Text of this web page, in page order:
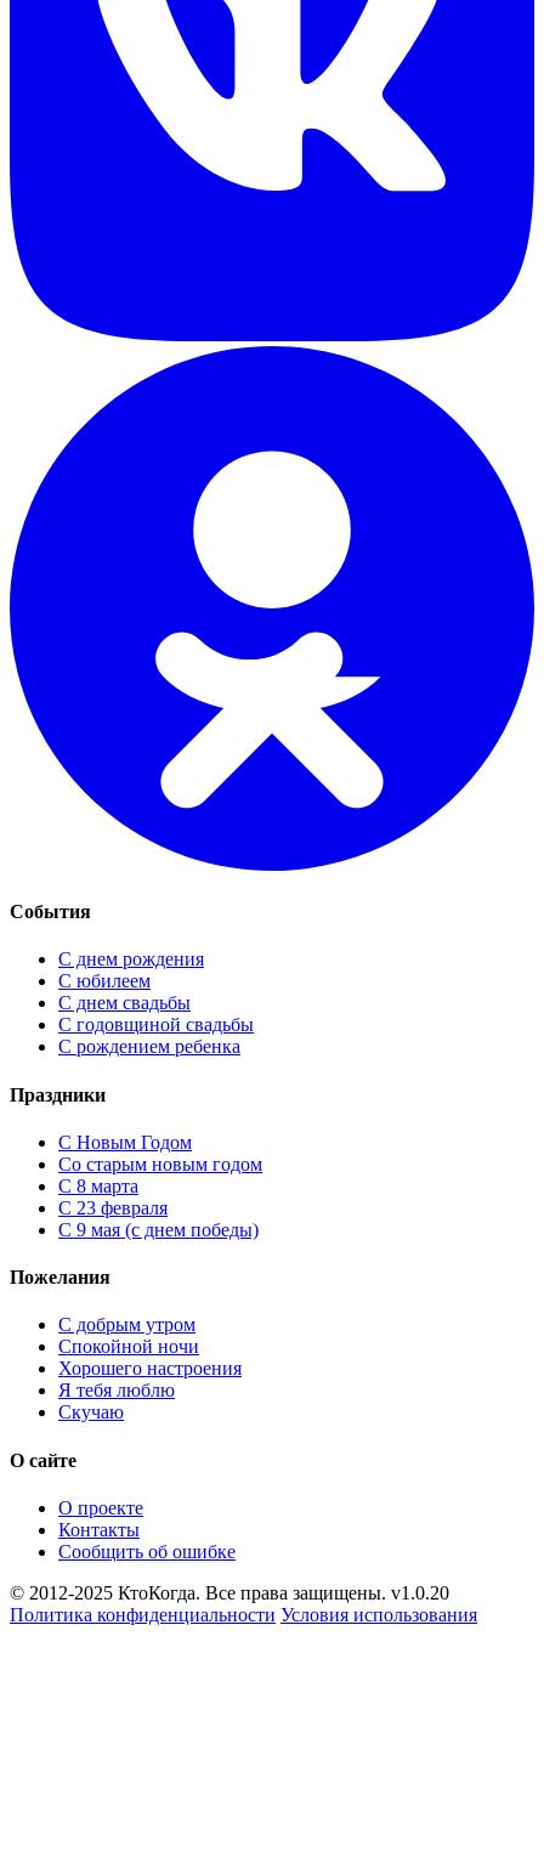
События
С днем рождения
С юбилеем
С днем свадьбы
С годовщиной свадьбы
С рождением ребенка
Праздники
C Новым Годом
Cо старым новым годом
С 8 марта
С 23 февраля
С 9 мая (с днем победы)
Пожелания
С добрым утром
Спокойной ночи
Хорошего настроения
Я тебя люблю
Скучаю
О сайте
О проекте
Контакты
Сообщить об ошибке
© 2012-2025 КтоКогда. Все права защищены. v1.0.20
Политика конфиденциальности Условия использования